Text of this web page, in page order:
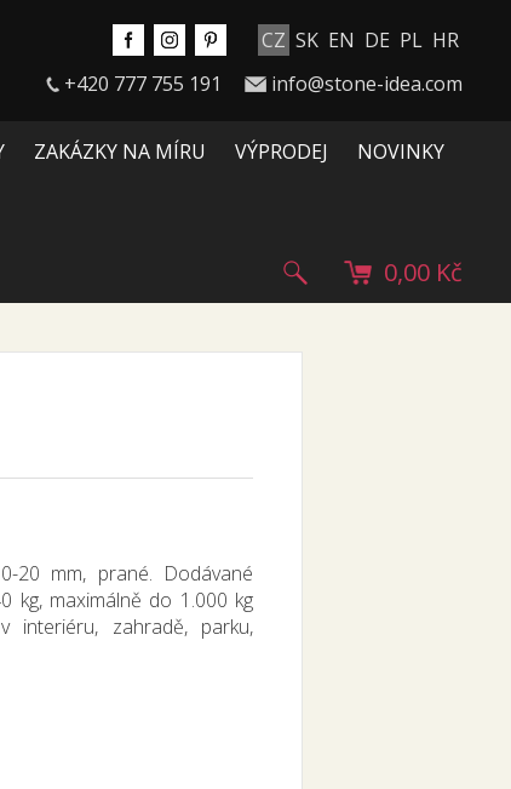
CZ SK EN DE PL HR
+420 777 755 191
info@stone-idea.com
ZAKÁZKY NA MÍRU VÝPRODEJ NOVINKY
0,00 Kč
20 mm, prané. Dodávané
kg, maximálně do 1.000 kg
interiéru, zahradě, parku,